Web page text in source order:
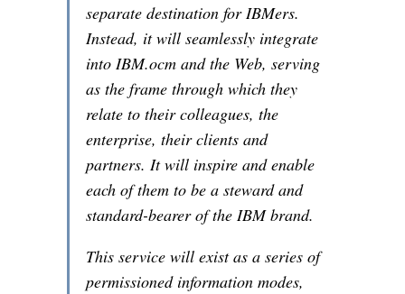
separate destination for IBMers.
Instead, it will seamlessly integrate
into IBM.ocm and the Web, serving
as the frame through which they
relate to their colleagues, the
enterprise, their clients and
partners. It will inspire and enable
each of them to be a steward and
standard-bearer of the IBM brand.
This service will exist as a series of
permissioned information modes,